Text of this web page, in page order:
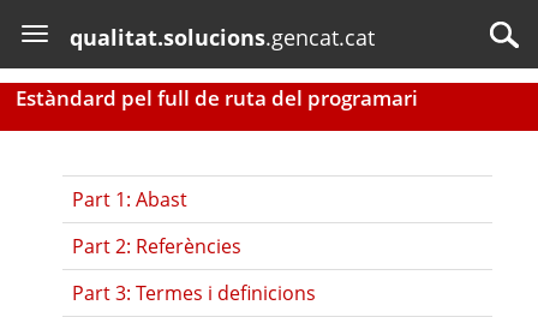
Toggle
navigation
qualitat.solucions.gencat.cat
Estàndard pel full de ruta del programari
Part 1: Abast
Part 2: Referències
Part 3: Termes i definicions